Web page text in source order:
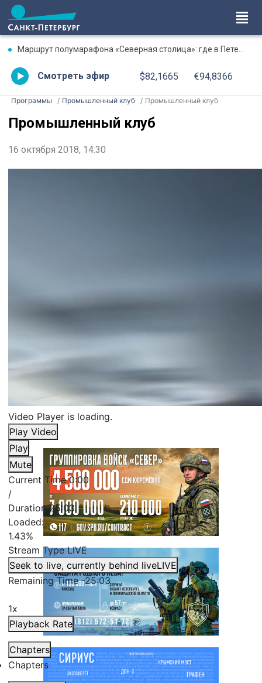
Маршрут полумарафона «Северная столица»: где в Петербурге будут перекрыты дороги 9 августа
Смотреть эфир $82,1665 €94,8366
Программы Промышленный клуб Промышленный клуб
Промышленный клуб
16 октября 2018, 14:30
Video Player is loading.
Play Video
Play
Mute
Current Time0:00
/
Duration25:03
Loaded:
1.43%
Stream TypeLIVE
Seek to live, currently behind liveLIVE
Remaining Time-25:03
1x
Playback Rate
Chapters
Chapters